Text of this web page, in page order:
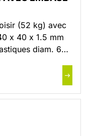
(52 kg) avec
x 40 x 1.5 mm
diam. 65
blanc Livré